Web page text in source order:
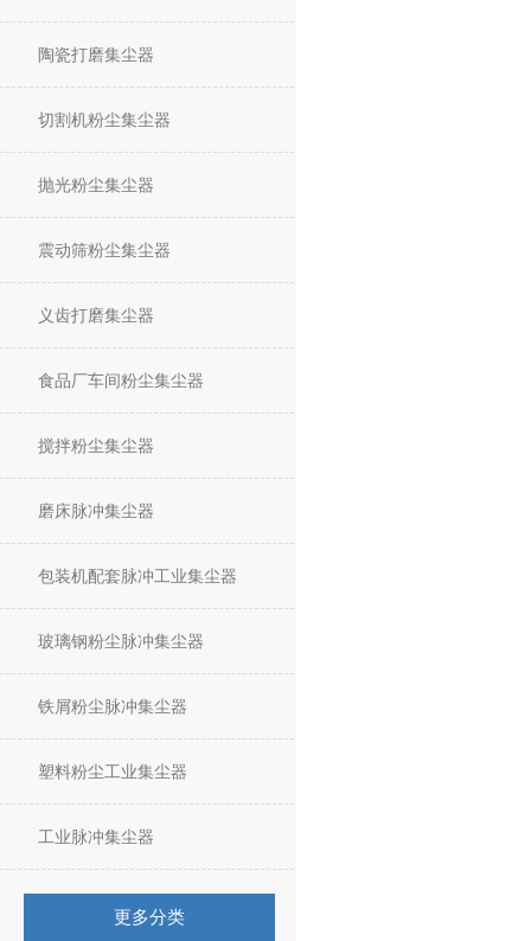
陶瓷打磨集尘器
切割机粉尘集尘器
抛光粉尘集尘器
震动筛粉尘集尘器
义齿打磨集尘器
食品厂车间粉尘集尘器
搅拌粉尘集尘器
磨床脉冲集尘器
包装机配套脉冲工业集尘器
玻璃钢粉尘脉冲集尘器
铁屑粉尘脉冲集尘器
塑料粉尘工业集尘器
工业脉冲集尘器
更多分类